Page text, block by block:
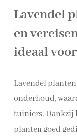
Lavendel
en
ideaal
Lavendel
onderhoud,
tuiniers. Dankzij
planten goed